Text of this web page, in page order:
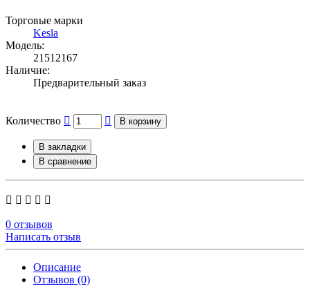
Торговые марки
Kesla
Модель:
21512167
Наличие:
Предварительный заказ
Количество В корзину
В закладки
В сравнение
0 отзывов
Написать отзыв
Описание
Отзывов (0)